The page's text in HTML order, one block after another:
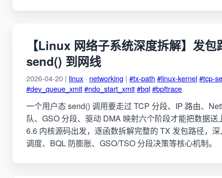
【Linux 网络子系统深度拆解】发
send() 到网线
2026-04-20 | linux · networking | #tx-path #linux-kernel#tcp-
#dev_queue_xmit#ndo_start_xmit#bql#bpftrace
一个用户态 send() 调用要走过 TCP 分段、IP 路由、
队、GSO 分段、驱动 DMA 映射六个阶段才能把数据
6.6 内核源码出发，逐函数拆解完整的 TX 发包路径，
调度、BQL 防膨胀、GSO/TSO 分段决策等核心机制。